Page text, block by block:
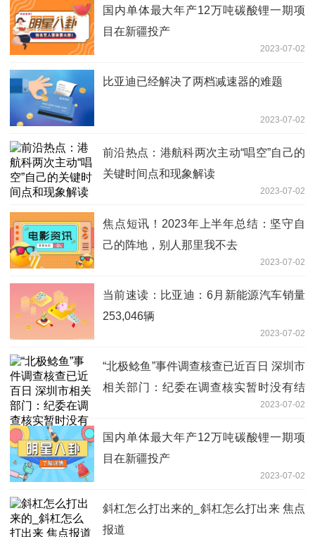
国内单体最大年产12万吨碳酸锂一期项
目在新疆投产
2023-07-02
比亚迪已经解决了两档减速器的难题
2023-07-02
前沿热点：港航科两次主动“唱空”自己的
关键时间点和现象解读
2023-07-02
焦点短讯！2023年上半年总结：坚守自
己的阵地，别人那里我不去
2023-07-02
当前速读：比亚迪：6月新能源汽车销量
253,046辆
2023-07-02
“北极鲶鱼”事件调查核查已近百日 深圳市
相关部门：纪委在调查核实暂时没有结
2023-07-02
国内单体最大年产12万吨碳酸锂一期项
目在新疆投产
2023-07-02
斜杠怎么打出来的_斜杠怎么打出来 焦点
报道